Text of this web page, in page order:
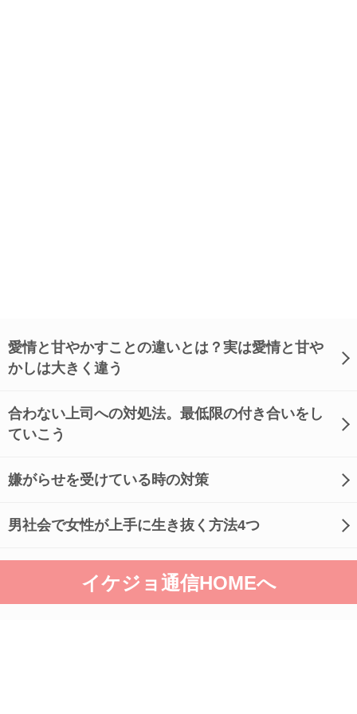
愛情と甘やかすことの違いとは？実は愛情と甘や
かしは大きく違う
合わない上司への対処法。最低限の付き合いをし
ていこう
嫌がらせを受けている時の対策
男社会で女性が上手に生き抜く方法4つ
イケジョ通信HOMEへ